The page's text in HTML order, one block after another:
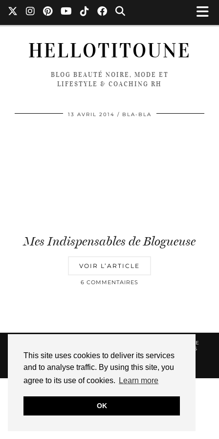
This site uses cookies to deliver its services
and to analyse traffic. By using this site, you
agree to its use of cookies.
Learn more
OK
HELLOTITOUNE
BLOG BEAUTÉ NOIRE, MODE ET
LIFESTYLE & COACHING RH
13 AVRIL 2014 BLA-BLA
Mes Indispensables de Blogueuse
VOIR L’ARTICLE
6 COMMENTAIRES
POLITIQUE DE
LIENS
AFFILIES
WEBSITE DESIGN BYpipdig